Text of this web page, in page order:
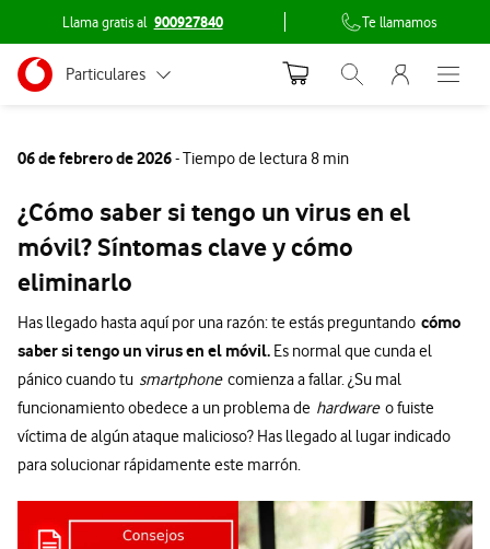
Llama gratis al 900927840 Te llamamos
Ir a la pagina principal de vodafone.es
Menu navegación Segmento
Particulares
Grandes empresas
y AA.PP.
Abrir buscador.
Menu
Abre
06 de febrero de 2026- Tiempo de lectura 8 min
¿Cómo saber si tengo un virus en el
móvil? Síntomas clave y cómo
eliminarlo
Has llegado hasta aquí por una razón: te estás preguntando cómo
saber si tengo un virus en el móvil. Es normal que cunda el
pánico cuando tu smartphonecomienza a fallar. ¿Su mal
funcionamiento obedece a un problema de hardwareo fuiste
víctima de algún ataque malicioso? Has llegado al lugar indicado
para solucionar rápidamente este marrón.